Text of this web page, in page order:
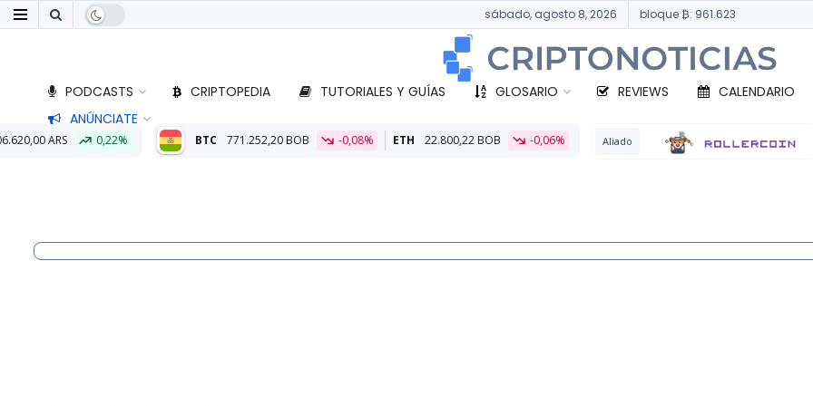
sábado, agosto 8, 2026 bloque ₿: 961.623
PODCASTS CRIPTOPEDIA TUTORIALES Y GUÍAS GLOSARIO REVIEWS CALENDARIO
ANÚNCIATE
BTC 771.252,20 BOB -0,08% ETH 22.800,22 BOB -0,06% Aliado BTC